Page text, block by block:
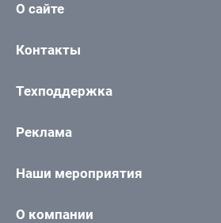
О сайте
Контакты
Техподдержка
Реклама
Наши мероприятия
О компании